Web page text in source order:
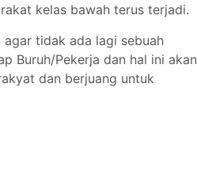
kelas bawah terus terjadi.
tidak ada lagi sebuah
Buruh/Pekerja dan hal ini akan
dan berjuang untuk